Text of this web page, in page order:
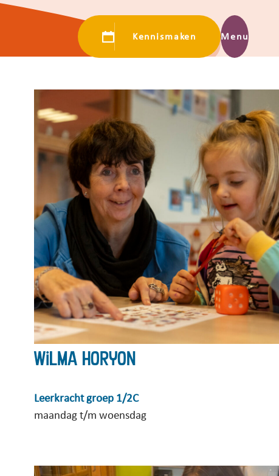
Kennismaken Menu
Wilma Horyon
Leerkracht groep 1/2C
maandag t/m woensdag